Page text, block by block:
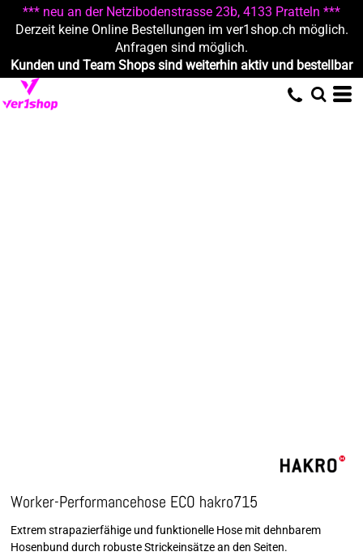
*** neu an der Netzibodenstrasse 23b, 4133 Pratteln ***
Derzeit keine Online Bestellungen im ver1shop.ch möglich.
Anfragen sind möglich.
Kunden und Team Shops sind weiterhin aktiv und bestellbar
Worker-Performancehose ECO hakro715
Extrem strapazierfähige und funktionelle Hose mit dehnbarem
Hosenbund durch robuste Strickeinsätze an den Seiten.